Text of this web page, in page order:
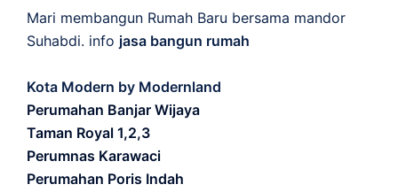
Mari membangun Rumah Baru bersama mandor
Suhabdi. info jasa bangun rumah
Kota Modern by Modernland
Perumahan Banjar Wijaya
Taman Royal 1,2,3
Perumnas Karawaci
Perumahan Poris Indah